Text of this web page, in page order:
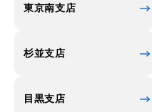
東京南支店
杉並支店
目黒支店